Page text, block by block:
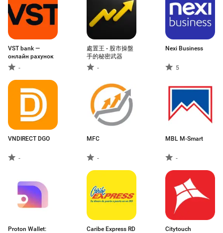
VST bank —
онлайн рахунок
-
處置王 - 股市操盤
手的秘密武器
-
Nexi Business
5
VNDIRECT DGO
-
MFC
-
MBL M-Smart
-
Proton Wallet:
Caribe Express RD Citytouch